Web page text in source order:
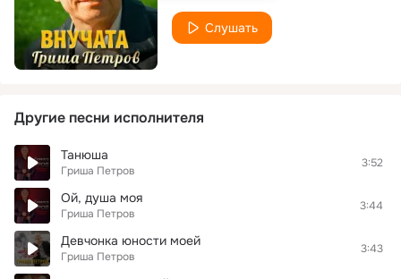
Слушать
Другие песни исполнителя
Танюша
Гриша Петров
3:52
Ой, душа моя
Гриша Петров
3:44
Девчонка юности моей
Гриша Петров
3:43